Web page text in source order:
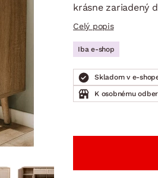
SPOTREBIČEkrásne zariadený
Celý popis
Iba e-shop
Skladom v e-
K osobnému